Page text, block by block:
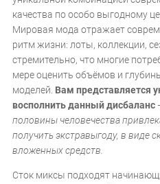
качества по особо выгодному
Мировая мода отражает
ритм жизни: лоты, коллекции,
стремительно, что многие
мере оценить объёмов и
моделей. Вам представляется
восполнить данный дисбаланс
половины человечества
получить экстравыгоду, в виде
вложенных средств.
Сток миксы подходят